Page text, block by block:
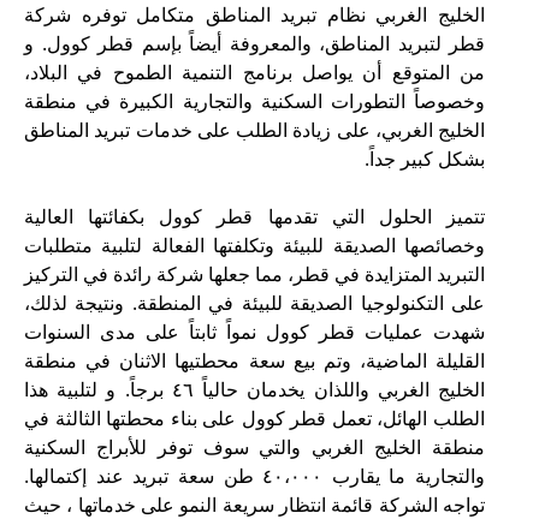
الخليج الغربي نظام تبريد المناطق متكامل توفره شركة
قطر لتبريد المناطق، والمعروفة أيضاً بإسم قطر كوول. و
من المتوقع أن يواصل برنامج التنمية الطموح في البلاد،
وخصوصاً التطورات السكنية والتجارية الكبيرة في منطقة
الخليج الغربي، على زيادة الطلب على خدمات تبريد المناطق
بشكل كبير جداً.
تتميز الحلول التي تقدمها قطر كوول بكفائتها العالية
وخصائصها الصديقة للبيئة وتكلفتها الفعالة لتلبية متطلبات
التبريد المتزايدة في قطر، مما جعلها شركة رائدة في التركيز
على التكنولوجيا الصديقة للبيئة في المنطقة. ونتيجة لذلك،
شهدت عمليات قطر كوول نمواً ثابتاً على مدى السنوات
القليلة الماضية، وتم بيع سعة محطتيها الاثنان في منطقة
الخليج الغربي واللذان يخدمان حالياً ٤٦ برجاً. و لتلبية هذا
الطلب الهائل، تعمل قطر كوول على بناء محطتها الثالثة في
منطقة الخليج الغربي والتي سوف توفر للأبراج السكنية
والتجارية ما يقارب ٤٠،٠٠٠ طن سعة تبريد عند إكتمالها.
تواجه الشركة قائمة انتظار سريعة النمو على خدماتها ، حيث